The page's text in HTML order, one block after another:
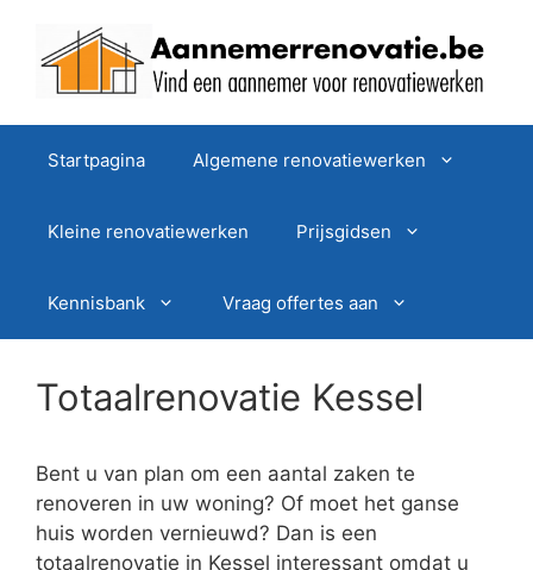
Startpagina Algemene renovatiewerken
Kleine renovatiewerken Prijsgidsen
Kennisbank Vraag offertes aan
Totaalrenovatie Kessel
Bent u van plan om een aantal zaken te
renoveren in uw woning? Of moet het ganse
huis worden vernieuwd? Dan is een
totaalrenovatie in Kessel interessant omdat u